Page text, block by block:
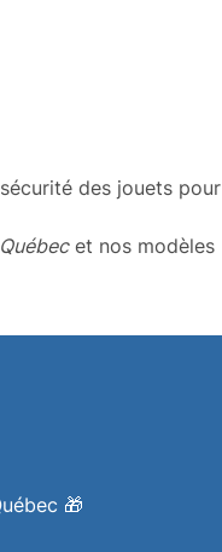
des jouets pour
et nos modèles
🎁